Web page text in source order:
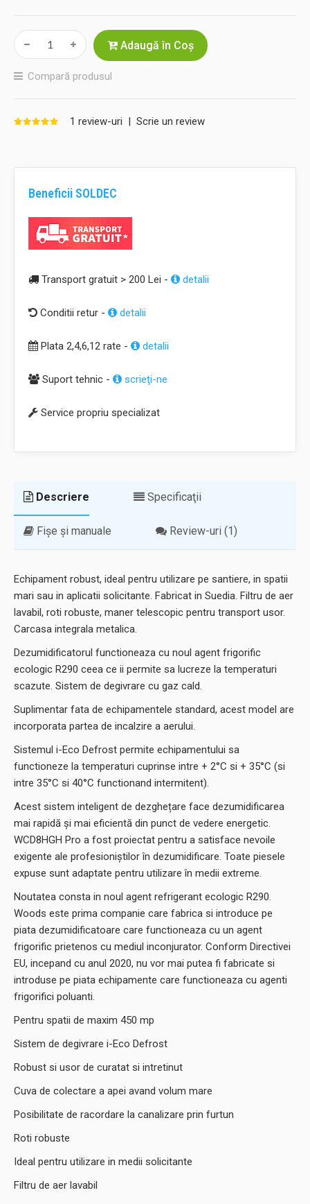
Adaugă în Coş
Compară produsul
1 review-uri | Scrie un review
Beneficii SOLDEC
Transport gratuit > 200 Lei - detalii
Conditii retur - detalii
Plata 2,4,6,12 rate - detalii
Suport tehnic - scrieţi-ne
Service propriu specializat
Descriere Specificaţii
Fișe și manuale Review-uri (1)
Echipament robust, ideal pentru utilizare pe santiere, in spatii
mari sau in aplicatii solicitante. Fabricat in Suedia. Filtru de aer
lavabil, roti robuste, maner telescopic pentru transport usor.
Carcasa integrala metalica.
Dezumidificatorul functioneaza cu noul agent frigorific
ecologic R290 ceea ce ii permite sa lucreze la temperaturi
scazute. Sistem de degivrare cu gaz cald.
Suplimentar fata de echipamentele standard, acest model are
incorporata partea de incalzire a aerului.
Sistemul i-Eco Defrost permite echipamentului sa
functioneze la temperaturi cuprinse intre + 2°C si + 35°C (si
intre 35°C si 40°C functionand intermitent).
Acest sistem inteligent de dezghețare face dezumidificarea
mai rapidă și mai eficientă din punct de vedere energetic.
WCD8HGH Pro a fost proiectat pentru a satisface nevoile
exigente ale profesioniștilor în dezumidificare. Toate piesele
expuse sunt adaptate pentru utilizare în medii extreme.
Noutatea consta in noul agent refrigerant ecologic R290.
Woods este prima companie care fabrica si introduce pe
piata dezumidificatoare care functioneaza cu un agent
frigorific prietenos cu mediul inconjurator. Conform Directivei
EU, incepand cu anul 2020, nu vor mai putea fi fabricate si
introduse pe piata echipamente care functioneaza cu agenti
frigorifici poluanti.
Pentru spatii de maxim 450 mp
Sistem de degivrare i-Eco Defrost
Robust si usor de curatat si intretinut
Cuva de colectare a apei avand volum mare
Posibilitate de racordare la canalizare prin furtun
Roti robuste
Ideal pentru utilizare in medii solicitante
Filtru de aer lavabil